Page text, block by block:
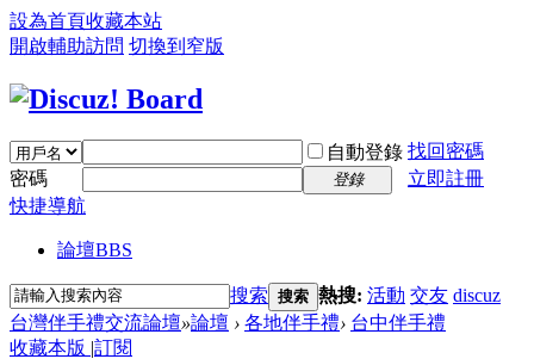
設為首頁收藏本站
開啟輔助訪問 切換到窄版
自動登錄 找回密碼
密碼
登錄
立即註冊
快捷導航
論壇BBS
搜索 搜索 熱搜: 活動 交友 discuz
台灣伴手禮交流論壇»論壇 › 各地伴手禮› 台中伴手禮
收藏本版 |訂閱